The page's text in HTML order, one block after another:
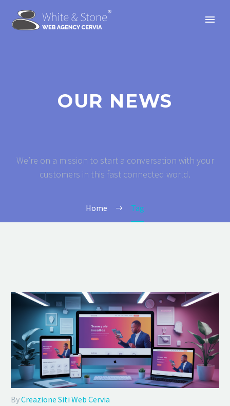
OUR NEWS
We’re on a mission to start a conversation with your
customers in this fast connected world.
Home Tag
ByCreazione Siti Web Cervia